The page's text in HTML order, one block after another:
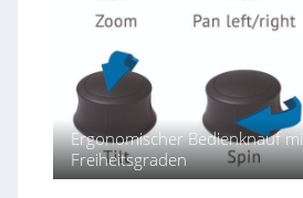
r
n
e
n
Ergonomischer Bedienknauf
Freiheitsgraden